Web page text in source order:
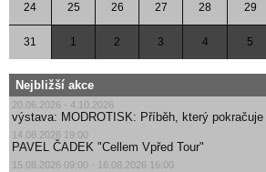
24 25 26 27 28 29
31 1 2 3 4 5
Nejbližší akce
20.06.2026 - 4.10.2026
výstava: MODROTISK: Příběh, který pokračuje
14.08.2026 19:00
PAVEL ČADEK "Cellem Vpřed Tour"
15.08.2026 09:00 - 16.08.2026 16:00